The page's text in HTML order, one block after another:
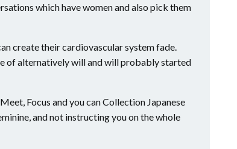
which have women and also pick them
create their cardiovascular system fade.
of alternatively will and will probably started
Focus and you can Collection Japanese
and not instructing you on the whole